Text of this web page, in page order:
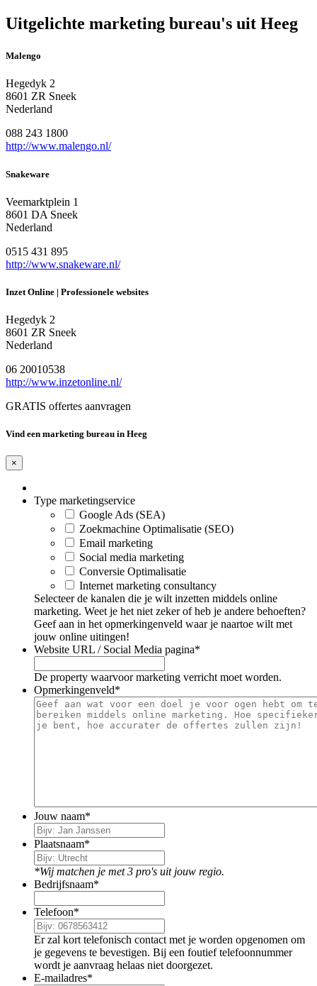
Uitgelichte marketing bureau's uit Heeg
Malengo
Hegedyk 2
8601 ZR Sneek
Nederland
088 243 1800
http://www.malengo.nl/
Snakeware
Veemarktplein 1
8601 DA Sneek
Nederland
0515 431 895
http://www.snakeware.nl/
Inzet Online | Professionele websites
Hegedyk 2
8601 ZR Sneek
Nederland
06 20010538
http://www.inzetonline.nl/
GRATIS offertes aanvragen
Vind een marketing bureau in Heeg
×
Type marketingservice
Google Ads (SEA)
Zoekmachine Optimalisatie (SEO)
Email marketing
Social media marketing
Conversie Optimalisatie
Internet marketing consultancy
Selecteer de kanalen die je wilt inzetten middels online
marketing. Weet je het niet zeker of heb je andere behoeften?
Geef aan in het opmerkingenveld waar je naartoe wilt met
jouw online uitingen!
Website URL / Social Media pagina*
De property waarvoor marketing verricht moet worden.
Opmerkingenveld*
Jouw naam*
Plaatsnaam*
*Wij matchen je met 3 pro's uit jouw regio.
Bedrijfsnaam*
Telefoon*
Er zal kort telefonisch contact met je worden opgenomen om
je gegevens te bevestigen. Bij een foutief telefoonnummer
wordt je aanvraag helaas niet doorgezet.
E-mailadres*